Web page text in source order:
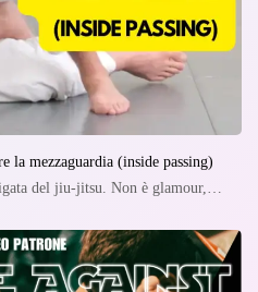
la mezzaguardia (inside passing)
del jiu-jitsu. Non è glamour,…